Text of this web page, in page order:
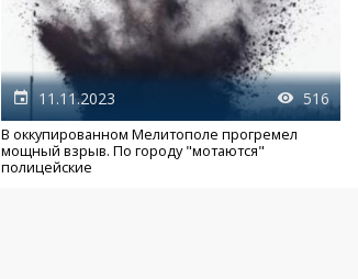
11.11.2023 516
В оккупированном Мелитополе прогремел
мощный взрыв. По городу "мотаются"
полицейские